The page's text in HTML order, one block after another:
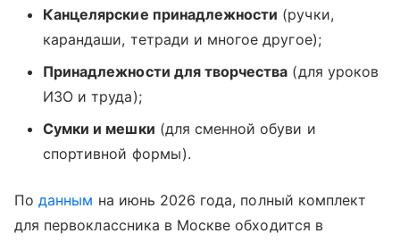
Канцелярские принадлежности (ручки,
карандаши, тетради и многое другое);
Принадлежности для творчества (для уроков
ИЗО и труда);
Сумки и мешки (для сменной обуви и
спортивной формы).
Поданным на июнь 2026 года, полный комплект
для первоклассника в Москве обходится в